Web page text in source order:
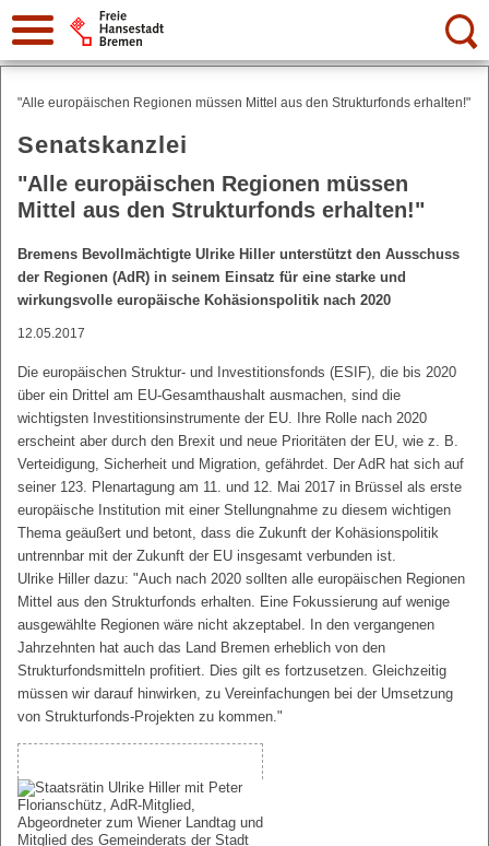
Suche:
"Alle europäischen Regionen müssen Mittel aus den Strukturfonds erhalten!"
Senatskanzlei
"Alle europäischen Regionen müssen
Mittel aus den Strukturfonds erhalten!"
Bremens Bevollmächtigte Ulrike Hiller unterstützt den Ausschuss
der Regionen (AdR) in seinem Einsatz für eine starke und
wirkungsvolle europäische Kohäsionspolitik nach 2020
12.05.2017
Die europäischen Struktur- und Investitionsfonds (ESIF), die bis 2020
über ein Drittel am EU-Gesamthaushalt ausmachen, sind die
wichtigsten Investitionsinstrumente der EU. Ihre Rolle nach 2020
erscheint aber durch den Brexit und neue Prioritäten der EU, wie z. B.
Verteidigung, Sicherheit und Migration, gefährdet. Der AdR hat sich auf
seiner 123. Plenartagung am 11. und 12. Mai 2017 in Brüssel als erste
europäische Institution mit einer Stellungnahme zu diesem wichtigen
Thema geäußert und betont, dass die Zukunft der Kohäsionspolitik
untrennbar mit der Zukunft der EU insgesamt verbunden ist.
Ulrike Hiller dazu: "Auch nach 2020 sollten alle europäischen Regionen
Mittel aus den Strukturfonds erhalten. Eine Fokussierung auf wenige
ausgewählte Regionen wäre nicht akzeptabel. In den vergangenen
Jahrzehnten hat auch das Land Bremen erheblich von den
Strukturfondsmitteln profitiert. Dies gilt es fortzusetzen. Gleichzeitig
müssen wir darauf hinwirken, zu Vereinfachungen bei der Umsetzung
von Strukturfonds-Projekten zu kommen."